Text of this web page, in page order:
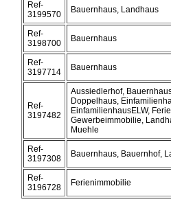
Ref-
3199570
Bauernhaus, Landhaus
Ref-
3198700
Bauernhaus
Ref-
3197714
Bauernhaus
Ref-
3197482
Aussiedlerhof,
Doppelhaus,
EinfamilienhausELW,
Gewerbeimmobilie,
Muehle
Ref-
3197308
Bauernhaus, Bauernhof,
Ref-
3196728
Ferienimmobilie